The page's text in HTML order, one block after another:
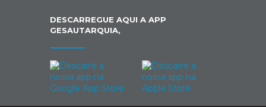
DESCARREGUE AQUI A APP
GESAUTARQUIA,